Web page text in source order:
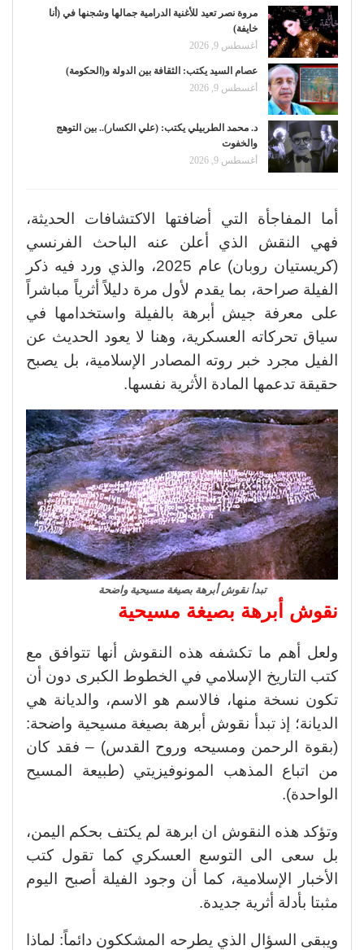
مروة نصر تعيد للأغنية الدرامية جمالها وشجنها في (أنا
خايفة)
أغسطس 9, 2026
عصام السيد يكتب: الثقافة بين الدولة و(الحكومة)
أغسطس 9, 2026
د. محمد الطربيلي يكتب: (علي الكسار).. بين التوهج
والخفوت
أغسطس 9, 2026
أما المفاجأة التي أضافتها الاكتشافات الحديثة،
فهي النقش الذي أعلن عنه الباحث الفرنسي
(كريستيان روبان) عام 2025، والذي ورد فيه ذكر
الفيلة صراحة، بما يقدم لأول مرة دليلاً أثرياً مباشراً
على معرفة جيش أبرهة بالفيلة واستخدامها في
سياق تحركاته العسكرية، وهنا لا يعود الحديث عن
الفيل مجرد خبر روته المصادر الإسلامية، بل يصبح
حقيقة تدعمها المادة الأثرية نفسها.
تبدأ نقوش أبرهة بصيغة مسيحية واضحة
نقوش أبرهة بصيغة مسيحية
ولعل أهم ما تكشفه هذه النقوش أنها تتوافق مع
كتب التاريخ الإسلامي في الخطوط الكبرى دون أن
تكون نسخة منها، فالاسم هو الاسم، والديانة هي
الديانة؛ إذ تبدأ نقوش أبرهة بصيغة مسيحية واضحة:
(بقوة الرحمن ومسيحه وروح القدس) – فقد كان
من اتباع المذهب المونوفيزيتي (طبيعة المسيح
الواحدة).
وتؤكد هذه النقوش ان ابرهة لم يكتف بحكم اليمن،
بل سعى الى التوسع العسكري كما تقول كتب
الأخبار الإسلامية، كما أن وجود الفيلة أصبح اليوم
مثبتا بأدلة أثرية جديدة.
ويبقى السؤال الذي يطرحه المشككون دائماً: لماذا